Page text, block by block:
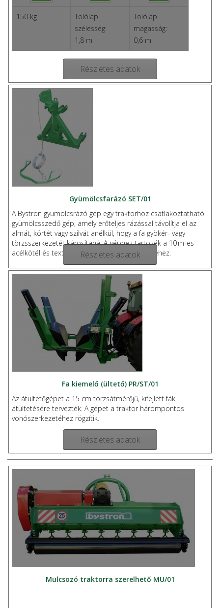
150 kg
Tolólap
szélesség:
1,8 m
Tolólap
magasság:
0,6 m
Részletes adatok
Gyümölcsfarázó SET/01
A Bystron gyümölcsrázó gép egy traktorhoz csatlakoztatható
gyümölcsszedő gép, amely erőteljes rázással távolítja el az
almát, körtét vagy szilvát anélkül, hogy a fa gyökér- vagy
törzsszerkezetét károsítaná. A géphez tartozék a 10 m-es
acélkötél és textil heveder a fa stabil rögzítéséhez.
Részletes adatok
Fa kiemelő (ültető) PR/ST/01
Az átültetőgépet a 15 cm törzsátmérőjű, kifejlett fák
átültetésére tervezték. A gépet a traktor hárompontos
vonószerkezetéhez rögzítik.
Részletes adatok
Mulcsozó traktorra szerelhető MU/01